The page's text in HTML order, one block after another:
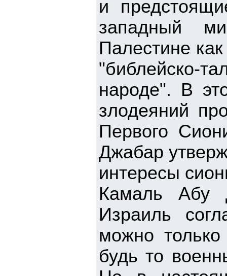
и
западный
Палестине
"библейско-
народе". В
злодеяний
Первого
Джабар
интересы
Камаль Абу
Израиль
можно
будь то